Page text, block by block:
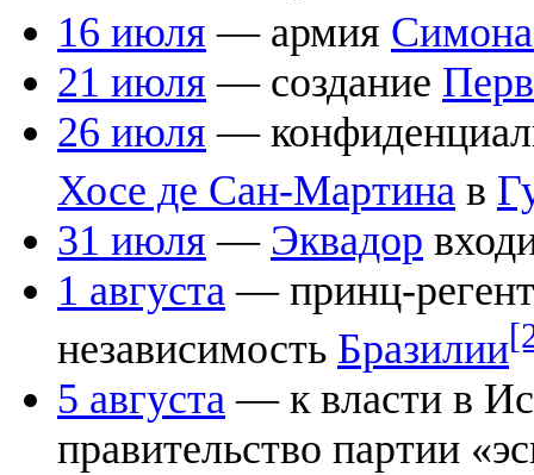
16 июля — армия
21 июля — создание
26 июля —
Хосе де Сан-Мартина в
31 июля — Эквадор
1 августа — принц-
независимость Бразилии
5 августа — к власти в
правительство партии